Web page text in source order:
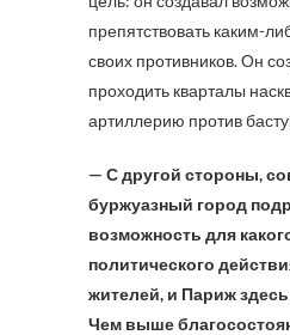
препятствовать каким-
своих противников. Он
проходить кварталы
артиллерию против
— С другой стороны,
буржуазный город
возможность для
политического
жителей, и Париж
Чем выше